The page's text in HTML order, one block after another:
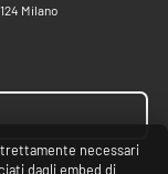
Milano
necessari
dagli embed di